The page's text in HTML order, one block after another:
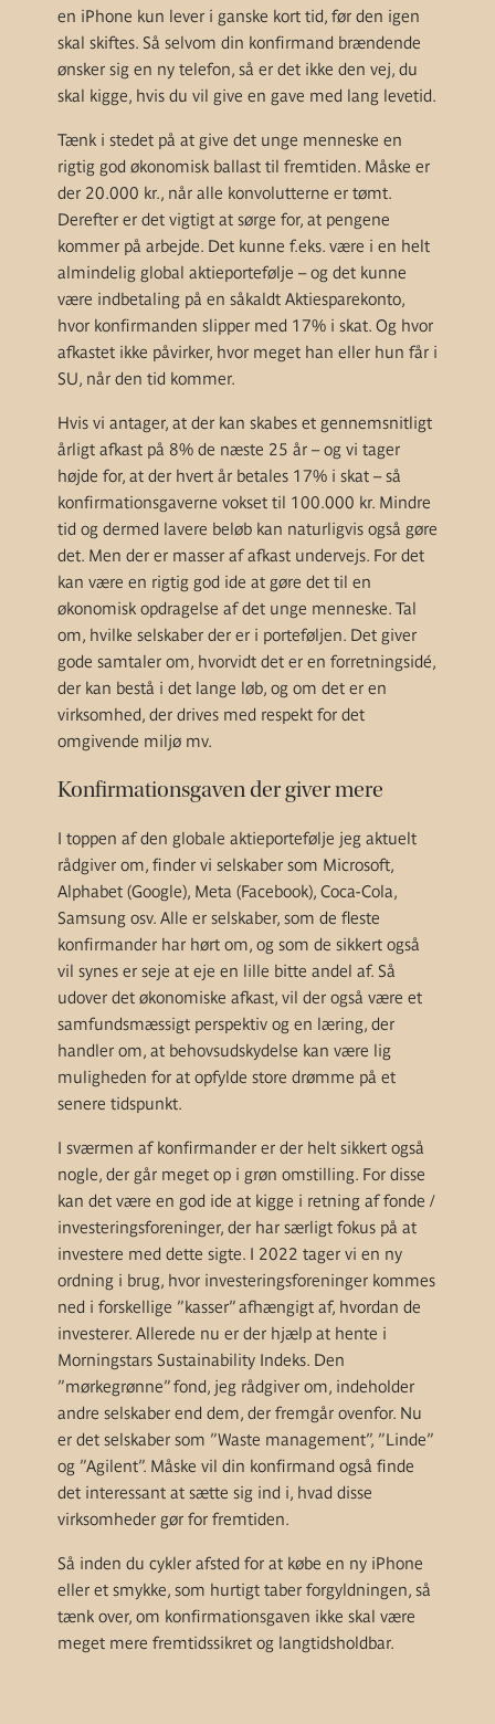
en iPhone kun lever i ganske kort tid, før den igen
skal skiftes. Så selvom din konfirmand brændende
ønsker sig en ny telefon, så er det ikke den vej, du
skal kigge, hvis du vil give en gave med lang levetid.
Tænk i stedet på at give det unge menneske en
rigtig god økonomisk ballast til fremtiden. Måske er
der 20.000 kr., når alle konvolutterne er tømt.
Derefter er det vigtigt at sørge for, at pengene
kommer på arbejde. Det kunne f.eks. være i en helt
almindelig global aktieportefølje – og det kunne
være indbetaling på en såkaldt Aktiesparekonto,
hvor konfirmanden slipper med 17% i skat. Og hvor
afkastet ikke påvirker, hvor meget han eller hun får i
SU, når den tid kommer.
Hvis vi antager, at der kan skabes et gennemsnitligt
årligt afkast på 8% de næste 25 år – og vi tager
højde for, at der hvert år betales 17% i skat – så
konfirmationsgaverne vokset til 100.000 kr. Mindre
tid og dermed lavere beløb kan naturligvis også gøre
det. Men der er masser af afkast undervejs. For det
kan være en rigtig god ide at gøre det til en
økonomisk opdragelse af det unge menneske. Tal
om, hvilke selskaber der er i porteføljen. Det giver
gode samtaler om, hvorvidt det er en forretningsidé,
der kan bestå i det lange løb, og om det er en
virksomhed, der drives med respekt for det
omgivende miljø mv.
Konfirmationsgaven der giver mere
I toppen af den globale aktieportefølje jeg aktuelt
rådgiver om, finder vi selskaber som Microsoft,
Alphabet (Google), Meta (Facebook), Coca-Cola,
Samsung osv. Alle er selskaber, som de fleste
konfirmander har hørt om, og som de sikkert også
vil synes er seje at eje en lille bitte andel af. Så
udover det økonomiske afkast, vil der også være et
samfundsmæssigt perspektiv og en læring, der
handler om, at behovsudskydelse kan være lig
muligheden for at opfylde store drømme på et
senere tidspunkt.
I sværmen af konfirmander er der helt sikkert også
nogle, der går meget op i grøn omstilling. For disse
kan det være en god ide at kigge i retning af fonde /
investeringsforeninger, der har særligt fokus på at
investere med dette sigte. I 2022 tager vi en ny
ordning i brug, hvor investeringsforeninger kommes
ned i forskellige ”kasser” afhængigt af, hvordan de
investerer. Allerede nu er der hjælp at hente i
Morningstars Sustainability Indeks. Den
”mørkegrønne” fond, jeg rådgiver om, indeholder
andre selskaber end dem, der fremgår ovenfor. Nu
er det selskaber som ”Waste management”, ”Linde”
og ”Agilent”. Måske vil din konfirmand også finde
det interessant at sætte sig ind i, hvad disse
virksomheder gør for fremtiden.
Så inden du cykler afsted for at købe en ny iPhone
eller et smykke, som hurtigt taber forgyldningen, så
tænk over, om konfirmationsgaven ikke skal være
meget mere fremtidssikret og langtidsholdbar.